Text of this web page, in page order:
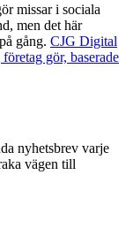
missar i sociala
men det här
gång. CJG Digital
gör, baserade
nyhetsbrev varje
vägen till